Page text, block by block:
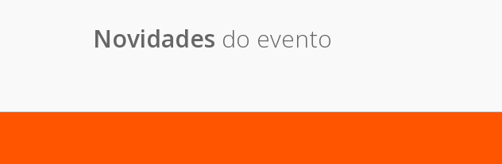
Novidades do evento